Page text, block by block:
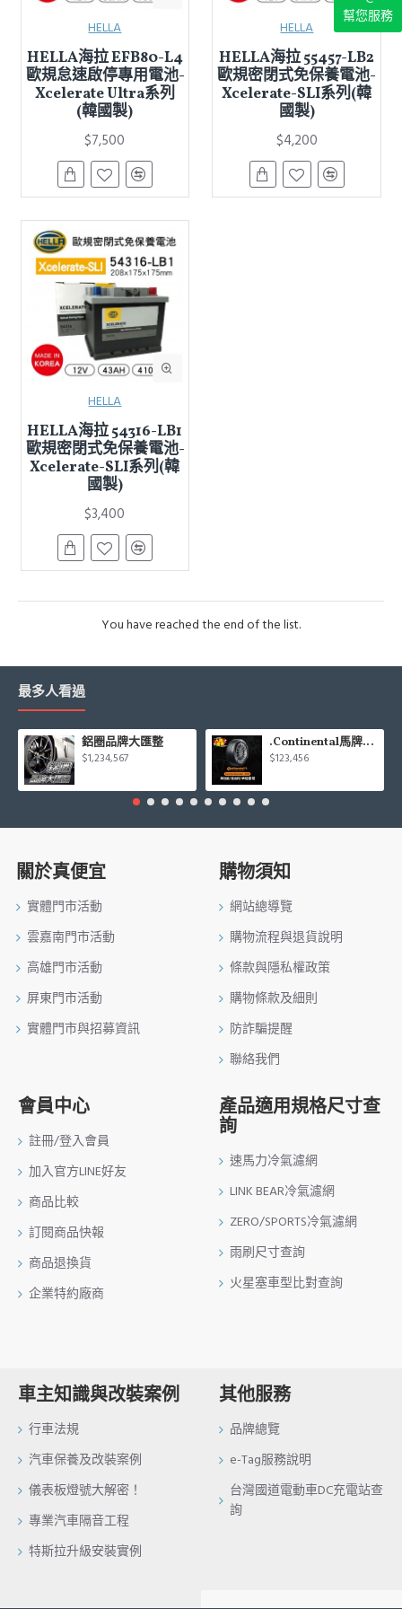
HELLA
HELLA海拉 EFB80-L4
歐規怠速啟停專用電池-
Xcelerate Ultra系列
(韓國製)
$7,500
HELLA
HELLA海拉 55457-LB2
歐規密閉式免保養電池-
Xcelerate-SLI系列(韓
國製)
$4,200
HELLA
HELLA海拉 54316-LB1
歐規密閉式免保養電池-
Xcelerate-SLI系列(韓
國製)
$3,400
You have reached the end of the list.
最多人看過
鋁圈品牌大匯整
$1,234,567
.Continental馬牌CCK輪胎特價專區
$123,456
關於真便宜
實體門市活動
雲嘉南門市活動
高雄門市活動
屏東門市活動
實體門市與招募資訊
購物須知
網站總導覽
購物流程與退貨說明
條款與隱私權政策
購物條款及細則
防詐騙提醒
聯絡我們
會員中心
註冊/登入會員
加入官方LINE好友
商品比較
訂閱商品快報
商品退換貨
企業特約廠商
產品適用規格尺寸查
詢
速馬力冷氣濾網
LINK BEAR冷氣濾網
ZERO/SPORTS冷氣濾網
雨刷尺寸查詢
火星塞車型比對查詢
車主知識與改裝案例
行車法規
汽車保養及改裝案例
儀表板燈號大解密！
專業汽車隔音工程
特斯拉升級安裝實例
其他服務
品牌總覽
e-Tag服務說明
台灣國道電動車DC充電站查
詢
幫您服務